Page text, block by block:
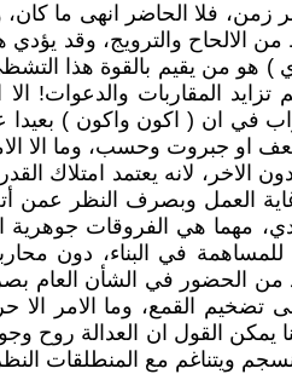
فلا الحاضر انهى ما كان،
والترويج، وقد يؤدي
) هو من يقيم بالقوة هذا
تزايد المقاربات
في ان ( اكون واكون )
او جبروت وحسب، وما الا
لانه يعتمد امتلاك
وبصرف النظر عمن أتت
مهما هي الفروقات جوهرية
للمساهمة في البناء، دون
الحضور في الشأن العام
تضخيم القمع، وما الامر
القول ان العدالة روح
ويتناغم مع المنطلقات